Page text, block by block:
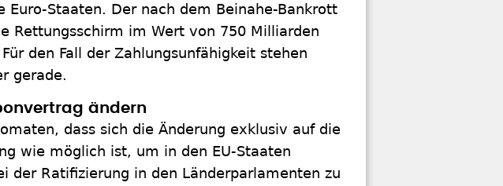
Staaten. Der nach dem Beinahe-Bankrott
Rettungsschirm im Wert von 750 Milliarden
den Fall der Zahlungsunfähigkeit stehen
gerade.
ändern
dass sich die Änderung exklusiv auf die
wie möglich ist, um in den EU-Staaten
der Ratifizierung in den Länderparlamenten zu